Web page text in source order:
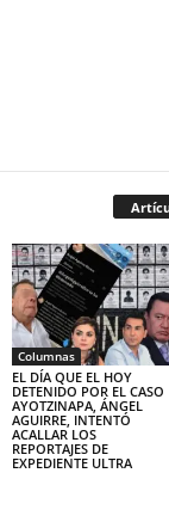
Columnas
EL DÍA QUE EL HOY
DETENIDO POR EL CASO
AYOTZINAPA, ÁNGEL
AGUIRRE, INTENTÓ
ACALLAR LOS
REPORTAJES DE
EXPEDIENTE ULTRA